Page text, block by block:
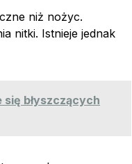
niż nożyc.
nitki. Istnieje jednak
błyszczących